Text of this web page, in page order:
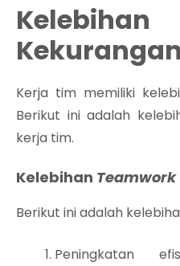
Kekurangan
Kerja tim memiliki
Berikut ini adalah
kerja tim.
Kelebihan Teamwork
Berikut ini adalah
Peningkatan